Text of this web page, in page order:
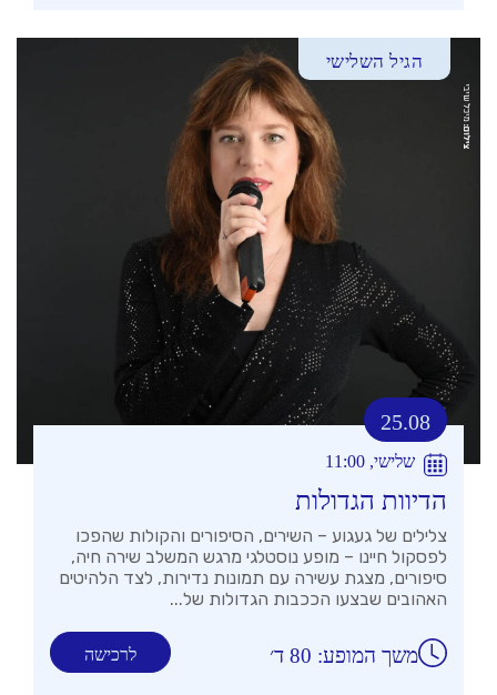
הגיל השלישי
25.08
שלישי, 11:00
הדיוות הגדולות
צלילים של געגוע – השירים, הסיפורים והקולות שהפכו
לפסקול חיינו – מופע נוסטלגי מרגש המשלב שירה חיה,
סיפורים, מצגת עשירה עם תמונות נדירות, לצד הלהיטים
האהובים שבצעו הככבות הגדולות של...
לרכישה משך המופע: 80 ד׳